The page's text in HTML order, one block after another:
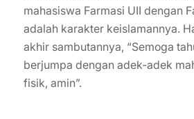
mahasiswa Farmasi UII dengan
adalah karakter keislamannya.
akhir sambutannya, “Semoga
berjumpa dengan adek-adek
fisik, amin”.